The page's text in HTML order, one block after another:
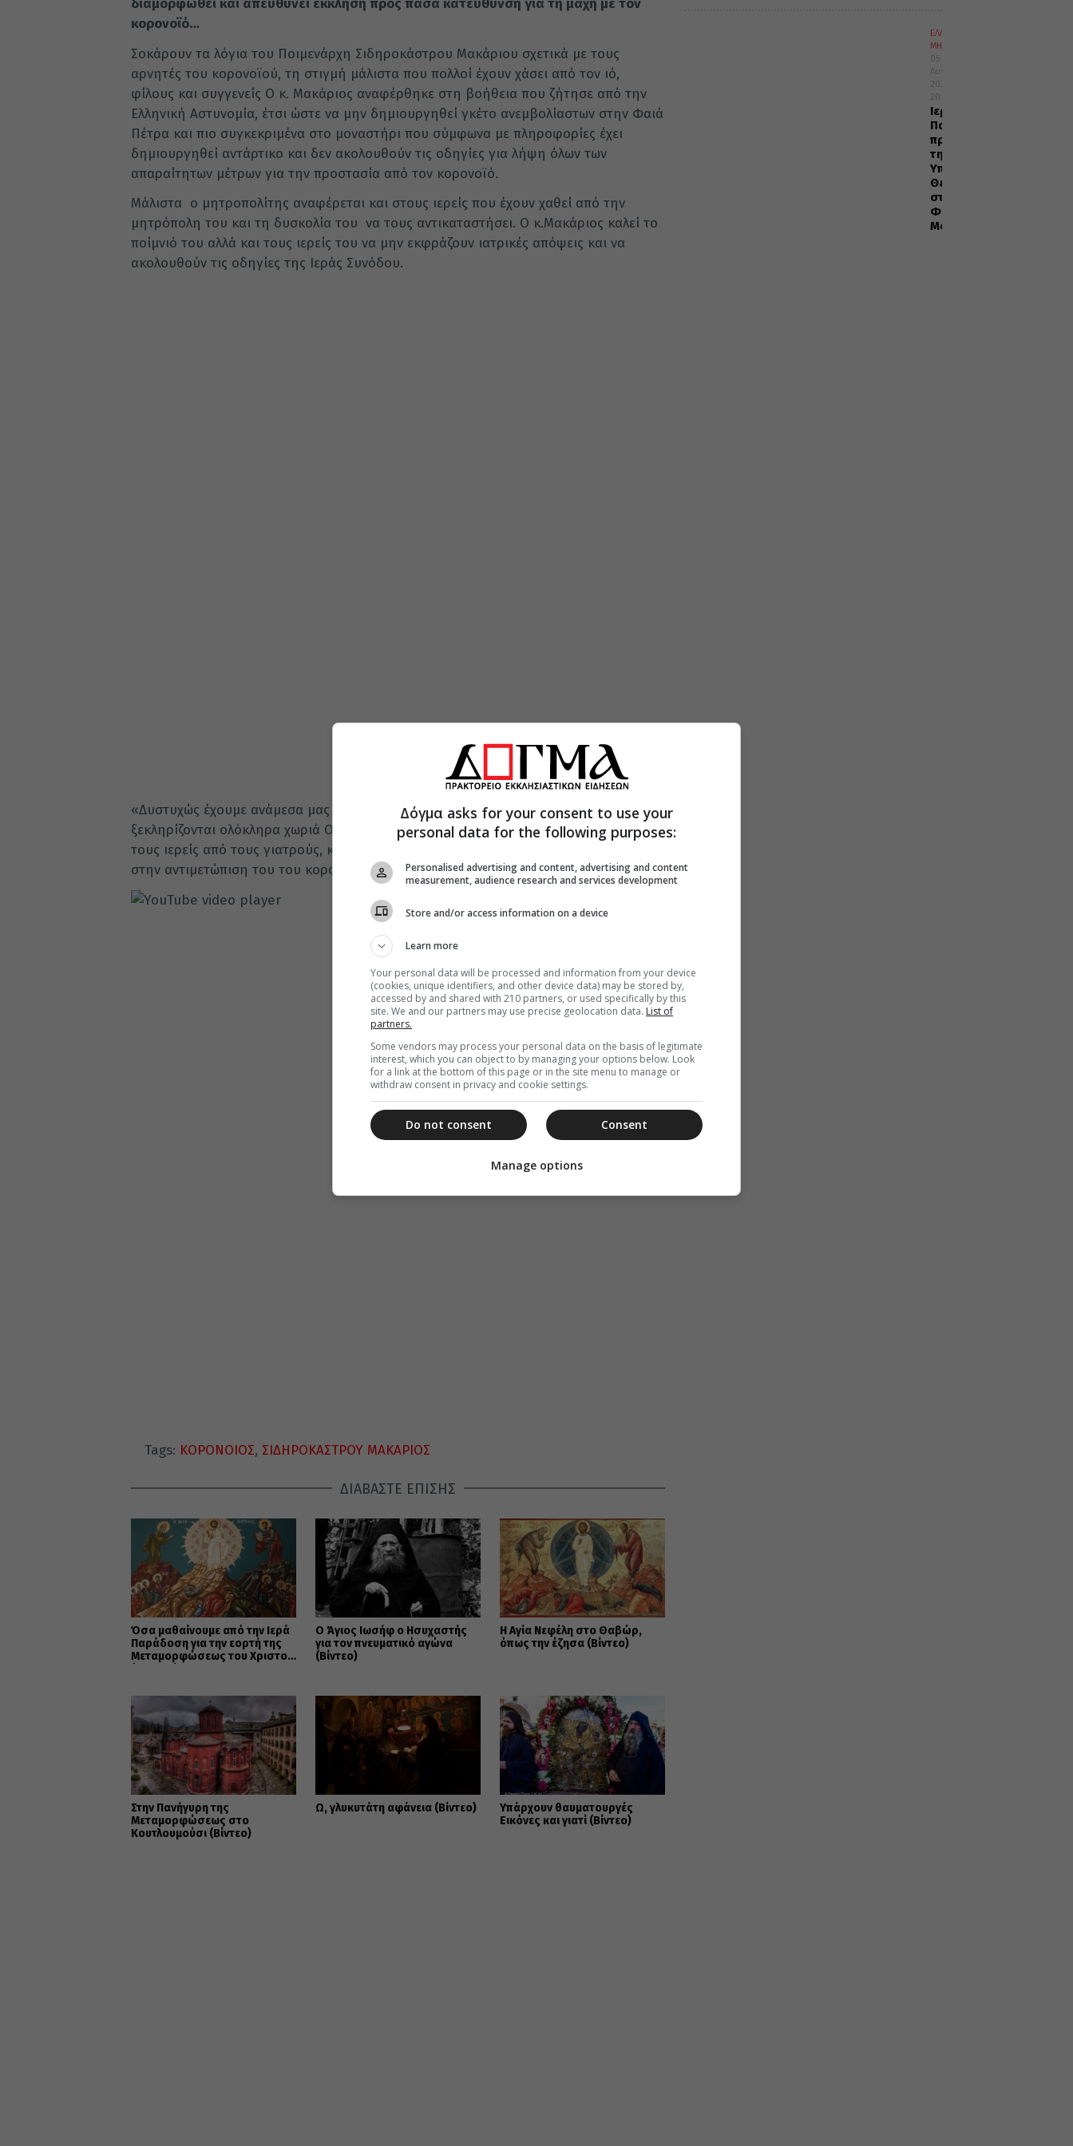
διαμορφωθεί και απευθύνει έκκληση προς πάσα κατεύθυνση για τη μάχη με τον
κορονοϊό…
Σοκάρουν τα λόγια του Ποιμενάρχη Σιδηροκάστρου Μακάριου σχετικά με τους
αρνητές του κορονοϊού, τη στιγμή μάλιστα που πολλοί έχουν χάσει από τον ιό,
φίλους και συγγενείς Ο κ. Μακάριος αναφέρθηκε στη βοήθεια που ζήτησε από την
Ελληνική Αστυνομία, έτσι ώστε να μην δημιουργηθεί γκέτο ανεμβολίαστων στην Φαιά
Πέτρα και πιο συγκεκριμένα στο μοναστήρι που σύμφωνα με πληροφορίες έχει
δημιουργηθεί αντάρτικο και δεν ακολουθούν τις οδηγίες για λήψη όλων των
απαραίτητων μέτρων για την προστασία από τον κορονοϊό.
Μάλιστα ο μητροπολίτης αναφέρεται και στους ιερείς που έχουν χαθεί από την
μητρόπολη του και τη δυσκολία του να τους αντικαταστήσει. Ο κ.Μακάριος καλεί το
ποίμνιό του αλλά και τους ιερείς του να μην εκφράζουν ιατρικές απόψεις και να
ακολουθούν τις οδηγίες της Ιεράς Συνόδου.
«Δυστυχώς έχουμε ανάμεσα μας ανθρώπους ανεγκέφαλους» συμπληρώνοντας ότι
ξεκληρίζονται ολόκληρα χωριά Ο μητροπολίτης καλείς τους πιστούς να ξεχωρίσουν
τους ιερείς από τους γιατρούς, καθώς η επιστήμη είναι αυτή που έχει τον πρώτο λόγο
στην αντιμετώπιση του του κορονοϊου. Δείτε το βίντεο τουepiloges.tv…
Tags: ΚΟΡΟΝΟΙΟΣ, ΣΙΔΗΡΟΚΑΣΤΡΟΥ ΜΑΚΑΡΙΟΣ
ΔΙΑΒΑΣΤΕ ΕΠΙΣΗΣ
Όσα μαθαίνουμε από την Ιερά
Παράδοση για την εορτή της
Μεταμορφώσεως του Χριστού
Ο Άγιος Ιωσήφ ο Ησυχαστής
για τον πνευματικό αγώνα
(Βίντεο)
Η Αγία Νεφέλη στο Θαβώρ,
όπως την έζησα (Βίντεο)
Στην Πανήγυρη της
Μεταμορφώσεως στο
Κουτλουμούσι (Βίντεο)
Ω, γλυκυτάτη αφάνεια (Βίντεο)
Υπάρχουν θαυματουργές
Εικόνες και γιατί (Βίντεο)
ΕΛΛΑΔΑ
ΜΗΤΡΟΠΟΛΕΙΣ
05
Αυγούστου
2026
20:29
Ιερά
Παράκληση
προς
την
Υπεραγία
Θεοτόκο
στα
Φαβριανά
Μονοφατσίου
Δόγμα asks for your consent to use your
personal data for the following purposes:
Personalised advertising and content, advertising and content
measurement, audience research and services development
Store and/or access information on a device
Learn more
Your personal data will be processed and information from your device
(cookies, unique identifiers, and other device data) may be stored by,
accessed by and shared with 210 partners, or used specifically by this
site. We and our partners may use precise geolocation data. List of
partners.
Some vendors may process your personal data on the basis of legitimate
interest, which you can object to by managing your options below. Look
for a link at the bottom of this page or in the site menu to manage or
withdraw consent in privacy and cookie settings.
Consent
Do not consent
Manage options